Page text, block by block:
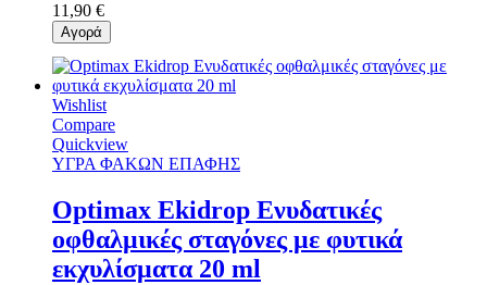
11,90 €
Αγορά
Wishlist
Compare
Quickview
ΥΓΡΑ ΦΑΚΩΝ ΕΠΑΦΗΣ
Optimax Ekidrop Ενυδατικές
οφθαλμικές σταγόνες με φυτικά
εκχυλίσματα 20 ml